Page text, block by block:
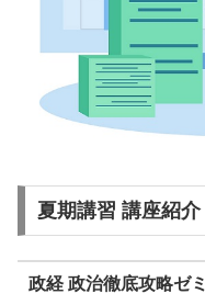
夏期講習 講座紹介
政経 政治徹底攻略ゼミ